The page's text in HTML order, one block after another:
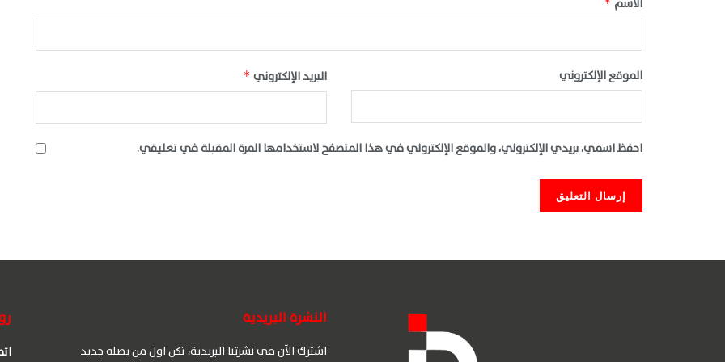
البريد الإلكتروني * الموقع الإلكتروني
احفظ اسمي، بريدي الإلكتروني، والموقع الإلكتروني في هذا المتصفح لاستخدامها المرة المقبلة في تعليقي.
النشرة البريدية
اشترك الآن في نشرتنا البريدية، تكن اول من يصله جديد